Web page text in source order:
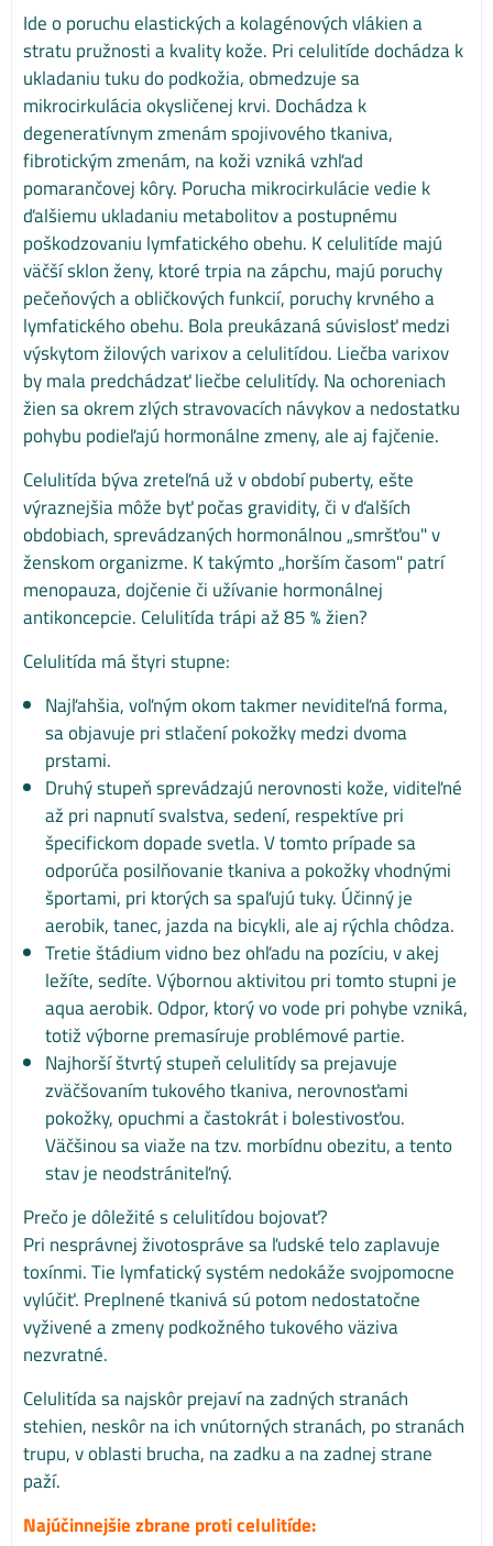
Ide o poruchu elastických a kolagénových vlákien a
stratu pružnosti a kvality kože. Pri celulitíde dochádza k
ukladaniu tuku do podkožia, obmedzuje sa
mikrocirkulácia okysličenej krvi. Dochádza k
degeneratívnym zmenám spojivového tkaniva,
fibrotickým zmenám, na koži vzniká vzhľad
pomarančovej kôry. Porucha mikrocirkulácie vedie k
ďalšiemu ukladaniu metabolitov a postupnému
poškodzovaniu lymfatického obehu. K celulitíde majú
väčší sklon ženy, ktoré trpia na zápchu, majú poruchy
pečeňových a obličkových funkcií, poruchy krvného a
lymfatického obehu. Bola preukázaná súvislosť medzi
výskytom žilových varixov a celulitídou. Liečba varixov
by mala predchádzať liečbe celulitídy. Na ochoreniach
žien sa okrem zlých stravovacích návykov a nedostatku
pohybu podieľajú hormonálne zmeny, ale aj fajčenie.
Celulitída býva zreteľná už v období puberty, ešte
výraznejšia môže byť počas gravidity, či v ďalších
obdobiach, sprevádzaných hormonálnou „smršťou" v
ženskom organizme. K takýmto „horším časom" patrí
menopauza, dojčenie či užívanie hormonálnej
antikoncepcie. Celulitída trápi až 85 % žien?
Celulitída má štyri stupne:
Najľahšia, voľným okom takmer neviditeľná forma,
sa objavuje pri stlačení pokožky medzi dvoma
prstami.
Druhý stupeň sprevádzajú nerovnosti kože, viditeľné
až pri napnutí svalstva, sedení, respektíve pri
špecifickom dopade svetla. V tomto prípade sa
odporúča posilňovanie tkaniva a pokožky vhodnými
športami, pri ktorých sa spaľujú tuky. Účinný je
aerobik, tanec, jazda na bicykli, ale aj rýchla chôdza.
Tretie štádium vidno bez ohľadu na pozíciu, v akej
ležíte, sedíte. Výbornou aktivitou pri tomto stupni je
aqua aerobik. Odpor, ktorý vo vode pri pohybe vzniká,
totiž výborne premasíruje problémové partie.
Najhorší štvrtý stupeň celulitídy sa prejavuje
zväčšovaním tukového tkaniva, nerovnosťami
pokožky, opuchmi a častokrát i bolestivosťou.
Väčšinou sa viaže na tzv. morbídnu obezitu, a tento
stav je neodstrániteľný.
Prečo je dôležité s celulitídou bojovať?
Pri nesprávnej životospráve sa ľudské telo zaplavuje
toxínmi. Tie lymfatický systém nedokáže svojpomocne
vylúčiť. Preplnené tkanivá sú potom nedostatočne
vyživené a zmeny podkožného tukového väziva
nezvratné.
Celulitída sa najskôr prejaví na zadných stranách
stehien, neskôr na ich vnútorných stranách, po stranách
trupu, v oblasti brucha, na zadku a na zadnej strane
paží.
Najúčinnejšie zbrane proti celulitíde: